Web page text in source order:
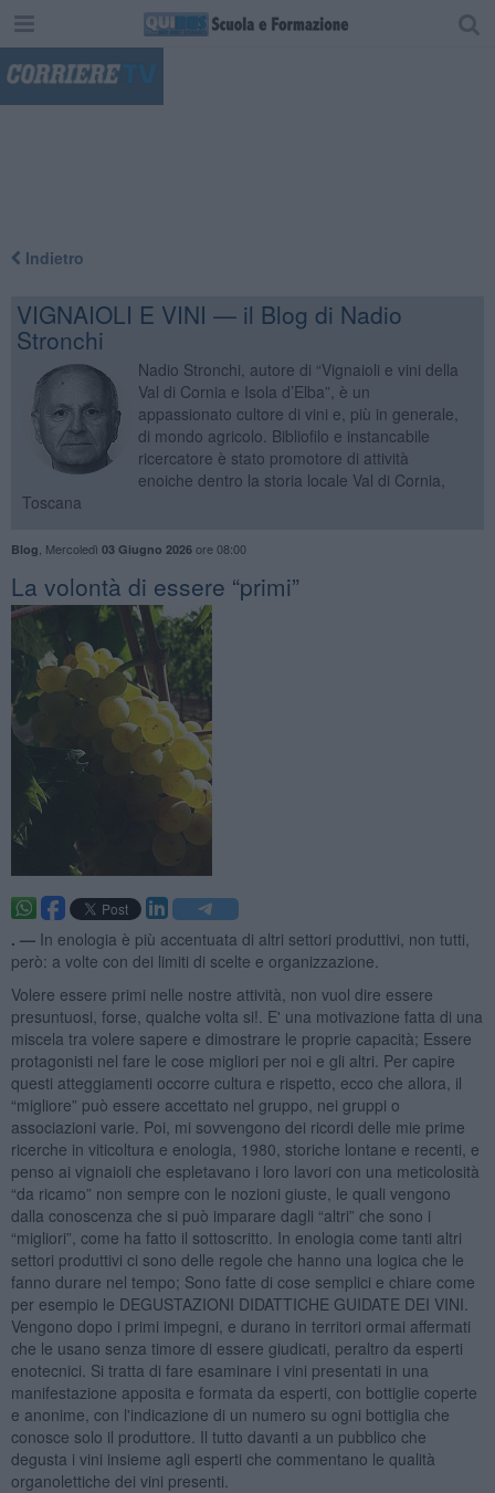
Indietro
VIGNAIOLI E VINI — il Blog di Nadio
Stronchi
Nadio Stronchi, autore di “Vignaioli e vini della
Val di Cornia e Isola d’Elba”, è un
appassionato cultore di vini e, più in generale,
di mondo agricolo. Bibliofilo e instancabile
ricercatore è stato promotore di attività
enoiche dentro la storia locale Val di Cornia,
Toscana
Blog Mercoledì 03 Giugno 2026ore 08:00
​La volontà di essere “primi”
. — In enologia è più accentuata di altri settori produttivi, non tutti,
però: a volte con dei limiti di scelte e organizzazione.
Volere essere primi nelle nostre attività, non vuol dire essere
presuntuosi, forse, qualche volta si!. E' una motivazione fatta di una
miscela tra volere sapere e dimostrare le proprie capacità; Essere
protagonisti nel fare le cose migliori per noi e gli altri. Per capire
questi atteggiamenti occorre cultura e rispetto, ecco che allora, il
“migliore” può essere accettato nel gruppo, nei gruppi o
associazioni varie. Poi, mi sovvengono dei ricordi delle mie prime
ricerche in viticoltura e enologia, 1980, storiche lontane e recenti, e
penso ai vignaioli che espletavano i loro lavori con una meticolosità
“da ricamo” non sempre con le nozioni giuste, le quali vengono
dalla conoscenza che si può imparare dagli “altri” che sono i
“migliori”, come ha fatto il sottoscritto. In enologia come tanti altri
settori produttivi ci sono delle regole che hanno una logica che le
fanno durare nel tempo; Sono fatte di cose semplici e chiare come
per esempio le DEGUSTAZIONI DIDATTICHE GUIDATE DEI VINI.
Vengono dopo i primi impegni, e durano in territori ormai affermati
che le usano senza timore di essere giudicati, peraltro da esperti
enotecnici. Si tratta di fare esaminare i vini presentati in una
manifestazione apposita e formata da esperti, con bottiglie coperte
e anonime, con l'indicazione di un numero su ogni bottiglia che
conosce solo il produttore. Il tutto davanti a un pubblico che
degusta i vini insieme agli esperti che commentano le qualità
organolettiche dei vini presenti.